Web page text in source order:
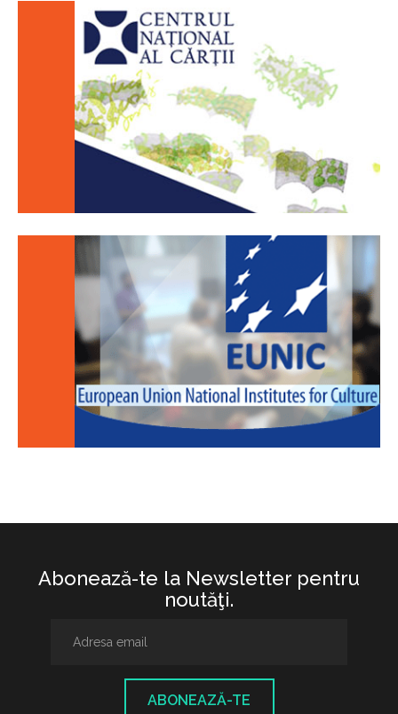
Abonează-te la Newsletter pentru
noutăţi.
ABONEAZĂ-TE